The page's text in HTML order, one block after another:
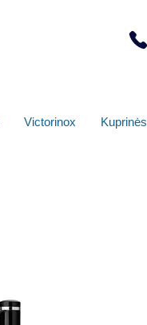
Victorinox Kuprinės